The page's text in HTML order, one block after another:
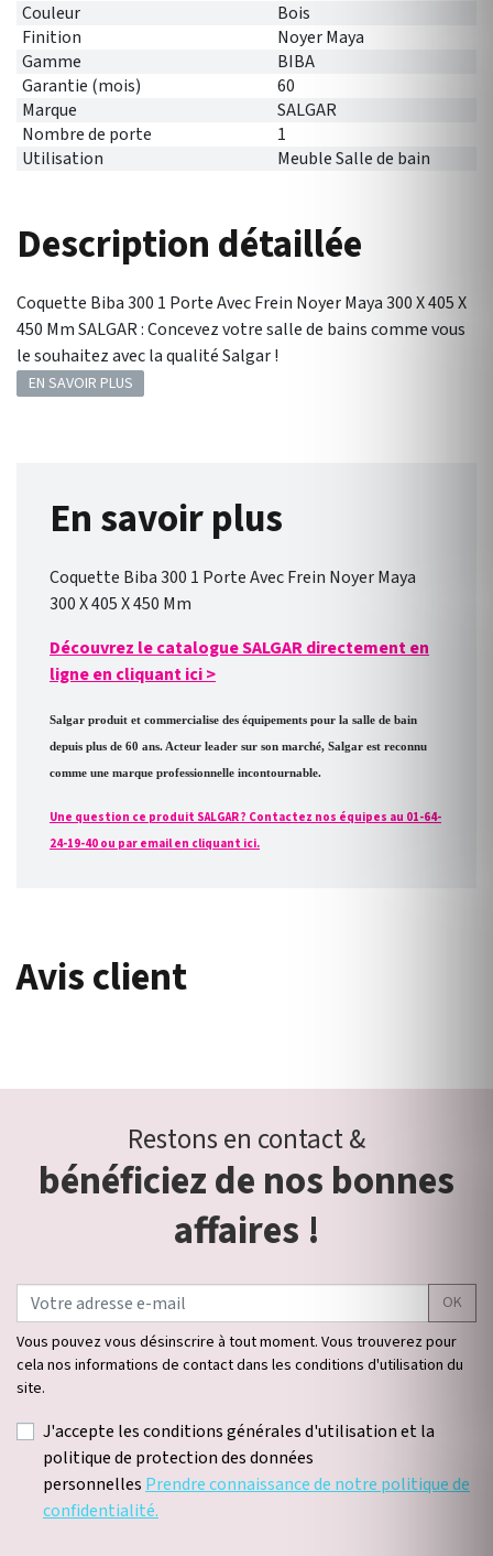
Couleur
Bois
Finition
Noyer Maya
Gamme
BIBA
Garantie (mois)
60
Marque
SALGAR
Nombre de porte
1
Utilisation
Meuble Salle de bain
Description détaillée
Coquette Biba 300 1 Porte Avec Frein Noyer Maya 300 X 405 X
450 Mm SALGAR : Concevez votre salle de bains comme vous
le souhaitez avec la qualité Salgar !
EN SAVOIR PLUS
En savoir plus
Coquette Biba 300 1 Porte Avec Frein Noyer Maya
300 X 405 X 450 Mm
Découvrez le catalogue SALGAR directement en
ligne en cliquant ici>
Salgar produit et commercialise des équipements pour la salle de bain
depuis plus de 60 ans. Acteur leader sur son marché, Salgar est reconnu
comme une marque professionnelle incontournable.
Une question ce produit SALGAR ? Contactez nos équipes au 01-64-
24-19-40 ou par email en cliquant ici.
Avis client
Restons en contact &
bénéficiez de nos bonnes
affaires !
OK
Vous pouvez vous désinscrire à tout moment. Vous trouverez pour
cela nos informations de contact dans les conditions d'utilisation du
site.
J'accepte les conditions générales d'utilisation et la
politique de protection des données
personnelles Prendre connaissance de notre politique de
confidentialité.